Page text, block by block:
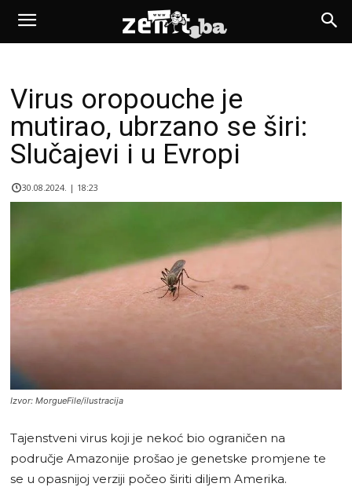
Virus oropouche je
mutirao, ubrzano se širi:
Slučajevi i u Evropi
30.08.2024. | 18:23
Izvor: MorgueFile/ilustracija
Tajenstveni virus koji je nekoć bio ograničen na
područje Amazonije prošao je genetske promjene te
se u opasnijoj verziji počeo širiti diljem Amerika.